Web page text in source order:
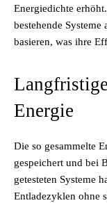
Energiedichte
bestehende
basieren, was ihre
Energie
Die so gesammelte
gespeichert und bei
getesteten Systeme
Entladezyklen ohne